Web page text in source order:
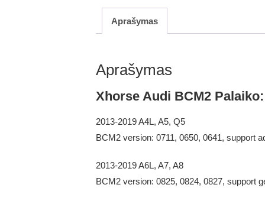
Aprašymas
Aprašymas
Xhorse Audi BCM2
2013-2019 A4L, A5, Q5
BCM2 version: 0711, 0650, 0641, support
2013-2019 A6L, A7, A8
BCM2 version: 0825, 0824, 0827, support